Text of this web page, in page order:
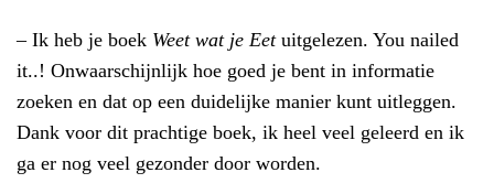
– Ik heb je boek Weet wat je Eetuitgelezen. You nailed
it..! Onwaarschijnlijk hoe goed je bent in informatie
zoeken en dat op een duidelijke manier kunt uitleggen.
Dank voor dit prachtige boek, ik heel veel geleerd en ik
ga er nog veel gezonder door worden.